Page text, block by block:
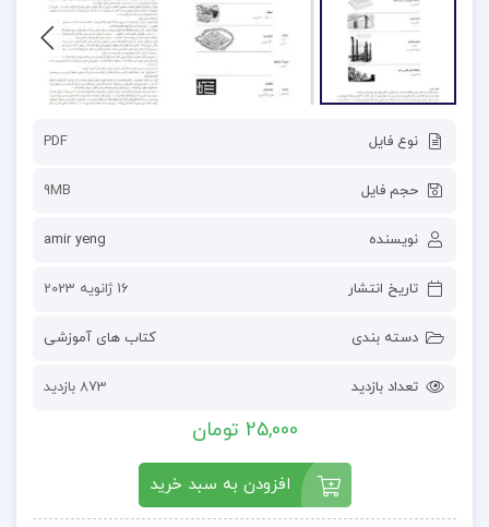
نوع فایل PDF
حجم فایل 9MB
نویسنده amir yeng
تاریخ انتشار 16 ژانویه 2023
دسته بندی کتاب های آموزشی
تعداد بازدید 873 بازدید
25,000 تومان
افزودن به سبد خرید